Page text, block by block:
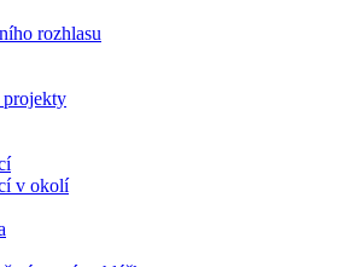
rozhlasu
projekty
v okolí